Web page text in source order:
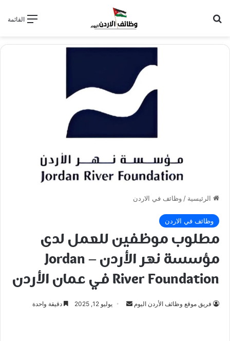
القائمة
الرئيسية / وظائف في الاردن
وظائف في الاردن
مطلوب موظفين للعمل لدى
مؤسسة نهر الأردن – Jordan
River Foundation في عمان الأردن
فريق موقع وظائف الأردن اليوم
أرسل يوليو 12, 2025 دقيقة واحدة